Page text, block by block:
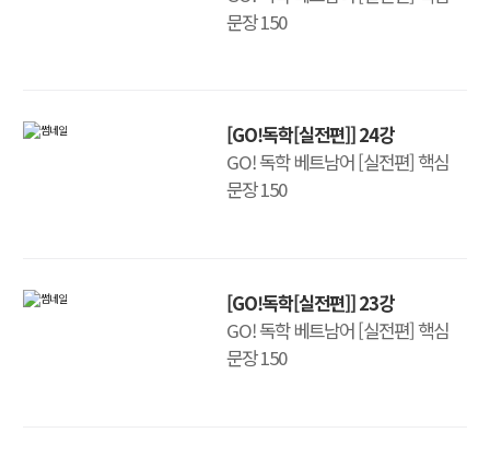
문장 150
[GO!독학[실전편]] 24강
GO! 독학 베트남어 [실전편] 핵심
문장 150
[GO!독학[실전편]] 23강
GO! 독학 베트남어 [실전편] 핵심
문장 150